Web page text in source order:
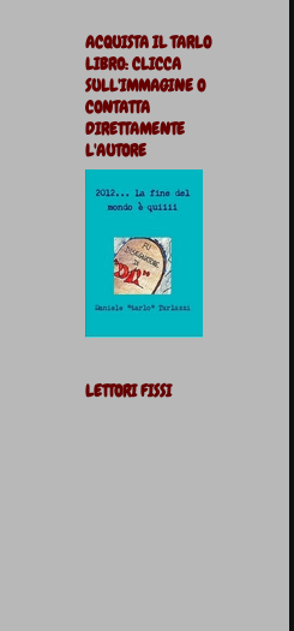
ACQUISTA IL TARLO
LIBRO: CLICCA
SULL'IMMAGINE O
CONTATTA
DIRETTAMENTE
L'AUTORE
LETTORI FISSI